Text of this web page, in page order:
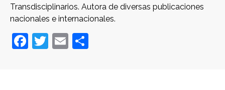
Transdisciplinarios. Autora de diversas publicaciones
nacionales e internacionales.
Facebook
Twitter
Email